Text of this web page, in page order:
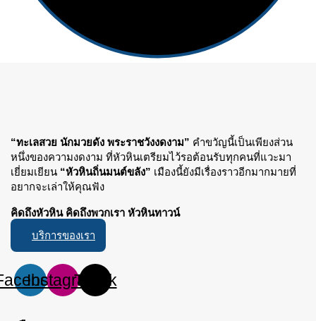
“ทะเลสวย นักมวยดัง พระราชวังงดงาม” คำขวัญนี้เป็นเพียงส่วน
หนึ่งของความงดงาม ที่หัวหินเตรียมไว้รอต้อนรับทุกคนที่แวะมา
เยี่ยมเยียน “หัวหินถิ่นมนต์ขลัง” เมืองนี้ยังมีเรื่องราวอีกมากมายที่
อยากจะเล่าให้คุณฟัง
คิดถึงหัวหิน คิดถึงพวกเรา หัวหินทาวน์
บริการของเรา
InstagramTiktok